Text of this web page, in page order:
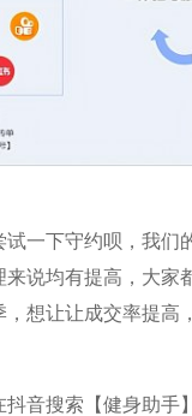
试一下守约呗，我们
来说均有提高，大家
，想让让成交率提高
抖音搜索【健身助手